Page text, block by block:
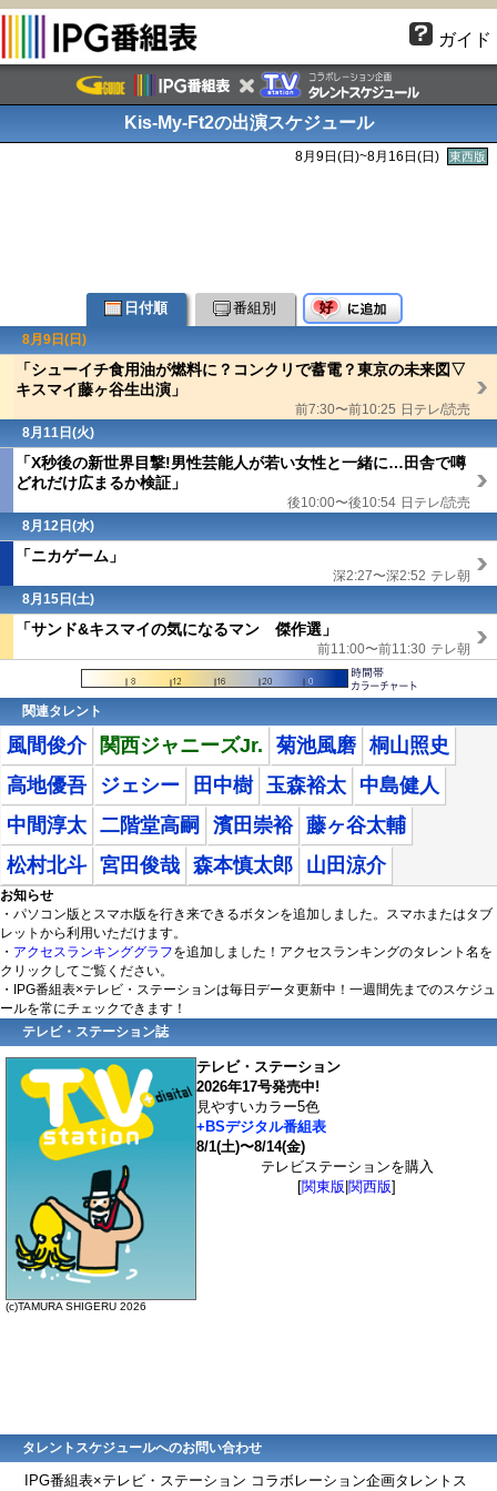
ガイド
Kis-My-Ft2の出演スケジュール
8月9日(日 )~8月16日(日 ) 東西版
日付順 番組別
8月9日( 日 )
「シューイチ食用油が燃料に？コンクリで蓄電？東京の未来図▽
キスマイ藤ヶ谷生出演」
前7:30〜前10:25 日テレ/読売
8月11日(火)
「X秒後の新世界目撃!男性芸能人が若い女性と一緒に…田舎で噂
どれだけ広まるか検証」
後10:00〜後10:54 日テレ/読売
8月12日(水)
「ニカゲーム」
深2:27〜深2:52 テレ朝
8月15日(土)
「サンド&キスマイの気になるマン 傑作選」
前11:00〜前11:30 テレ朝
関連タレント
風間俊介 関西ジャニーズJr. 菊池風磨 桐山照史
高地優吾
ジェシー 田中樹 玉森裕太
中島健人
中間淳太 二階堂高嗣 濱田崇裕 藤ヶ谷太輔
松村北斗 宮田俊哉 森本慎太郎 山田涼介
お知らせ
・パソコン版とスマホ版を行き来できるボタンを追加しました。スマホまたはタブ
レットから利用いただけます。
・ アクセスランキンググラフを追加しました！アクセスランキングのタレント名を
クリックしてご覧ください。
・IPG番組表×テレビ・ステーションは毎日データ更新中！一週間先までのスケジュ
ールを常にチェックできます！
テレビ・ステーション誌
(c)TAMURA SHIGERU 2026
テレビ・ステーション
2026年17号発売中!
見やすいカラー5色
+BSデジタル番組表
8/1(土)〜8/14(金)
テレビステーションを購入
[関東版 関西版]
タレントスケジュールへのお問い合わせ
IPG番組表×テレビ・ステーション コラボレーション企画タレントス